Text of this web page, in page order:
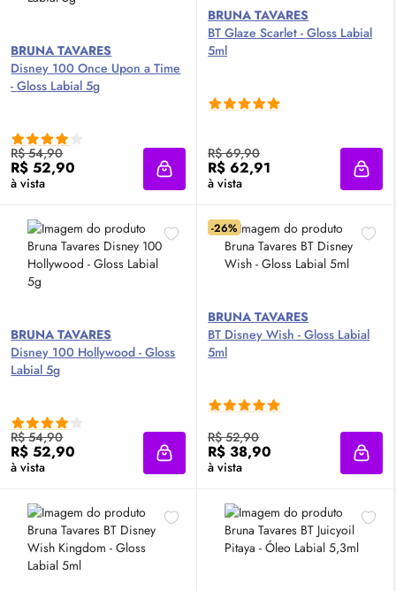
BRUNA TAVARES
Disney 100 Once Upon a Time
-Gloss Labial 5g
R$ 54,90
R$ 52,90
à vista Adicionar à sacola
BRUNA TAVARES
BT Glaze Scarlet -Gloss Labial
5ml
R$ 69,90
R$ 62,91
à vista
BRUNA TAVARES
Disney 100 Hollywood -Gloss
Labial 5g
R$ 54,90
R$ 52,90
à vista Adicionar à sacola
-26%
BRUNA TAVARES
BT Disney Wish -Gloss Labial
5ml
R$ 52,90
R$ 38,90
à vista